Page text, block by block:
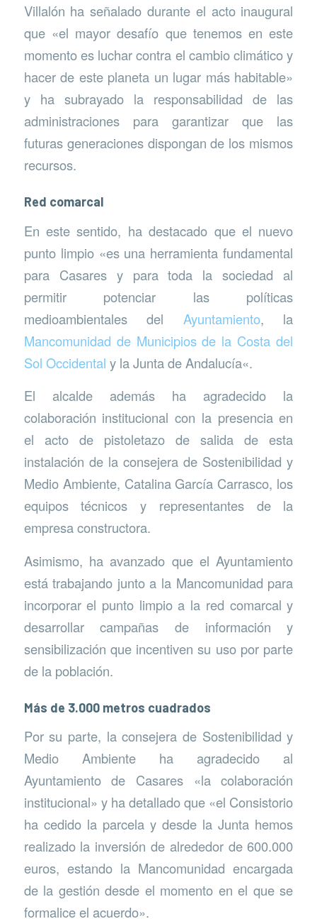
Villalón ha señalado durante el acto inaugural
que «el mayor desafío que tenemos en este
momento es luchar contra el cambio climático y
hacer de este planeta un lugar más habitable»
y ha subrayado la responsabilidad de las
administraciones para garantizar que las
futuras generaciones dispongan de los mismos
recursos.
Red comarcal
En este sentido, ha destacado que el nuevo
punto limpio «es una herramienta fundamental
para Casares y para toda la sociedad al
permitir potenciar las políticas
medioambientales del Ayuntamiento, la
Mancomunidad de Municipios de la Costa del
Sol Occidental y la Junta de Andalucía«.
El alcalde además ha agradecido la
colaboración institucional con la presencia en
el acto de pistoletazo de salida de esta
instalación de la consejera de Sostenibilidad y
Medio Ambiente, Catalina García Carrasco, los
equipos técnicos y representantes de la
empresa constructora.
Asimismo, ha avanzado que el Ayuntamiento
está trabajando junto a la Mancomunidad para
incorporar el punto limpio a la red comarcal y
desarrollar campañas de información y
sensibilización que incentiven su uso por parte
de la población.
Más de 3.000 metros cuadrados
Por su parte, la consejera de Sostenibilidad y
Medio Ambiente ha agradecido al
Ayuntamiento de Casares «la colaboración
institucional» y ha detallado que «el Consistorio
ha cedido la parcela y desde la Junta hemos
realizado la inversión de alrededor de 600.000
euros, estando la Mancomunidad encargada
de la gestión desde el momento en el que se
formalice el acuerdo».